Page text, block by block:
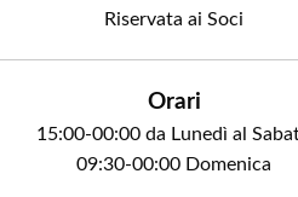
Riservata ai Soci
Orari
15:00-00:00 da Lunedì al
09:30-00:00 Domenica